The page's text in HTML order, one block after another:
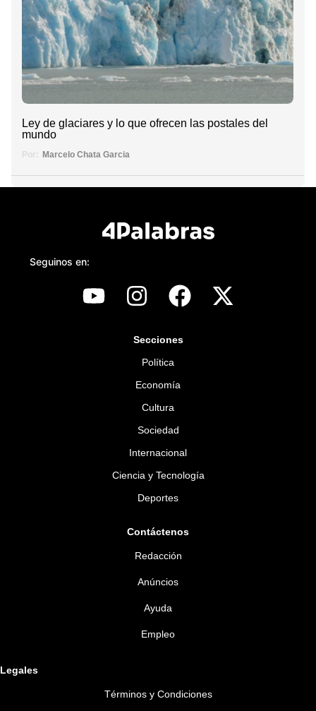
Ley de glaciares y lo que ofrecen las postales del
mundo
Por: Marcelo Chata Garcia
Seguinos en:
Secciones
Política
Economía
Cultura
Sociedad
Internacional
Ciencia y Tecnología
Deportes
Contáctenos
Redacción
Anúncios
Ayuda
Empleo
Legales
Términos y Condiciones